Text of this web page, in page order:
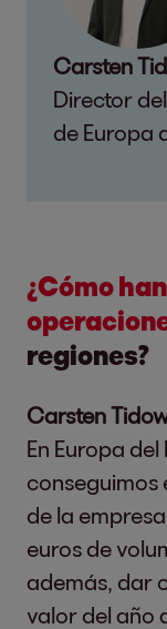
Carsten
Director
de Europa
¿Cómo
regiones?
Carsten
En Europa
conseguimos
de la
euros de
además, dar
valor del año